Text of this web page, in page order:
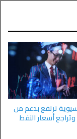
ترتفع بدعم من
وتراجع أسعار النفط